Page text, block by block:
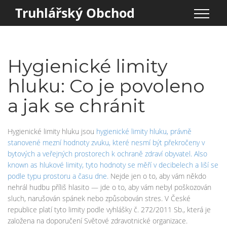
Truhlářský Obchod
Hygienické limity
hluku: Co je povoleno
a jak se chránit
Hygienické limity hluku jsou hygienické limity hluku, právně
stanovené mezní hodnoty zvuku, které nesmí být překročeny v
bytových a veřejných prostorech k ochraně zdraví obyvatel. Also
known as hlukové limity, tyto hodnoty se měří v decibelech a liší se
podle typu prostoru a času dne. Nejde jen o to, aby vám někdo
nehrál hudbu příliš hlasito — jde o to, aby vám nebyl poškozován
sluch, narušován spánek nebo způsobován stres. V České
republice platí tyto limity podle vyhlášky č. 272/2011 Sb., která je
založena na doporučení Světové zdravotnické organizace.